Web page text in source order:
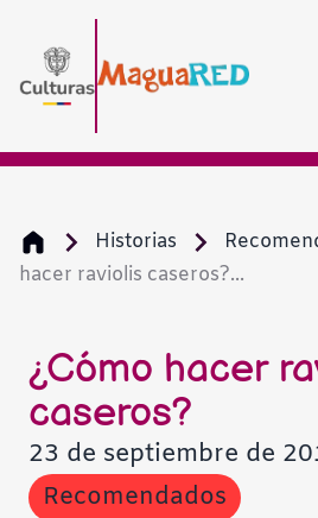
Historias
hacer raviolis caseros?...
¿Cómo hacer
caseros?
23 de septiembre de
Recomendados
Escala